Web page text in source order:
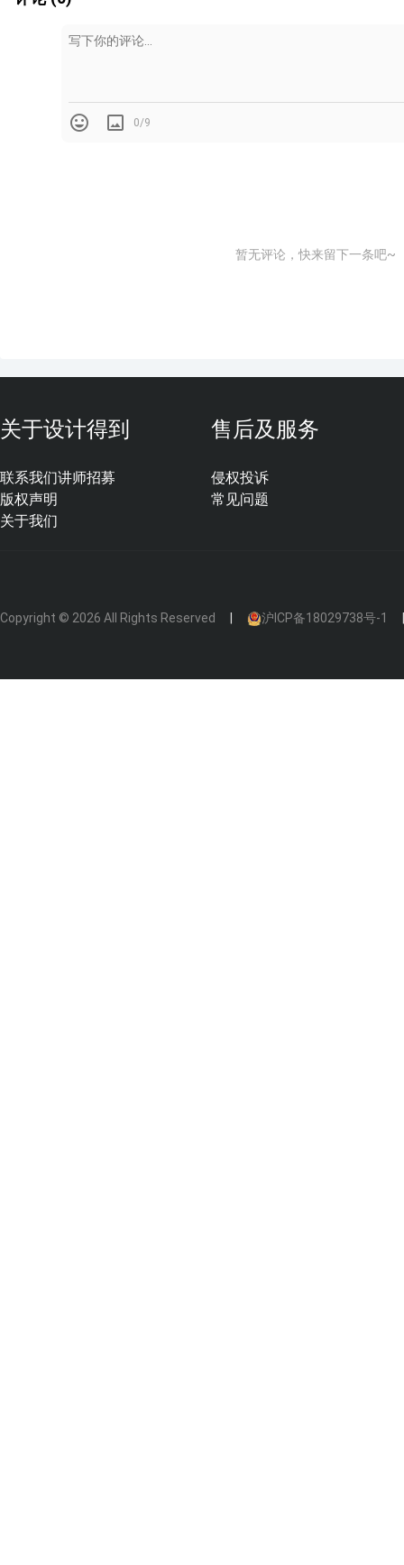
调，与自然环境相融合。从设计手法来看，像极了日本建筑
0/9
暂无评论，快来留下一条吧~
关于设计得到
联系我们
版权声明
关于我们
讲师招募
售后及服务
侵权投诉
常见问题
Copyright © 2026 All Rights Reserved 沪ICP备18029738号-1